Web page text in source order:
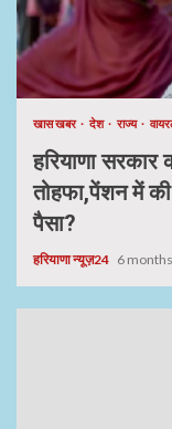
खास खबर देश राज्य
हरियाणा
तोहफा,पेंशन में की
पैसा?
हरियाणा न्यूज़24 6